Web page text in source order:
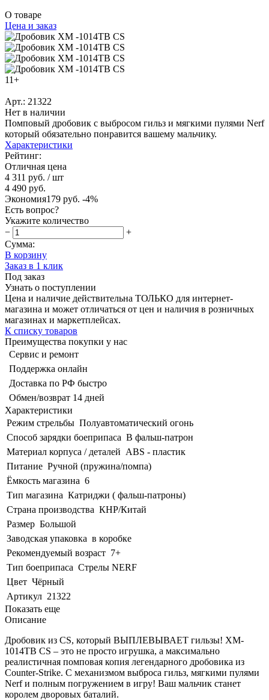
О товаре
Цена и заказ
11+
Арт.: 21322
Нет в наличии
Помповый дробовик с выбросом гильз и мягкими пулями Nerf
который обязательно понравится вашему мальчику.
Характеристики
Рейтинг:
Отличная цена
4 311 руб. / шт
4 490 руб.
Экономия179 руб. -4%
Есть вопрос?
Укажите количество
−
+
Сумма:
В корзину
Заказ в 1 клик
Под заказ
Узнать о поступлении
Цена и наличие действительна ТОЛЬКО для интернет-
магазина и может отличаться от цен и наличия в розничных
магазинах и маркетплейсах.
К списку товаров
Преимущества покупки у нас
Сервис и ремонт
Поддержка онлайн
Доставка по РФ быстро
Обмен/возврат 14 дней
Характеристики
Режим стрельбы Полуавтоматический огонь
Способ зарядки боеприпаса В фальш-патрон
Материал корпуса / деталей ABS - пластик
Питание Ручной (пружина/помпа)
Ёмкость магазина 6
Тип магазина Катриджи ( фальш-патроны)
Страна производства КНР/Китай
Размер Большой
Заводская упаковка в коробке
Рекомендуемый возраст 7+
Тип боеприпаса Стрелы NERF
Цвет Чёрный
Артикул 21322
Показать еще
Описание
Дробовик из CS, который ВЫПЛЕВЫВАЕТ гильзы! XM-
1014TB CS – это не просто игрушка, а максимально
реалистичная помповая копия легендарного дробовика из
Counter-Strike. С механизмом выброса гильз, мягкими пулями
Nerf и полным погружением в игру! Ваш мальчик станет
королем дворовых баталий.